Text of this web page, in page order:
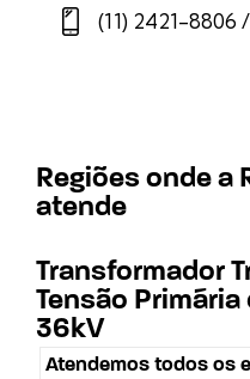
(11) 2421-8806
Regiões onde a
atende
Transformador
Tensão Primária
36kV
Atendemos todos os